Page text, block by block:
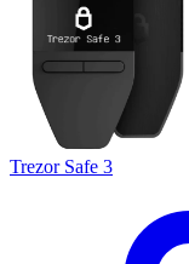
Trezor Safe 3